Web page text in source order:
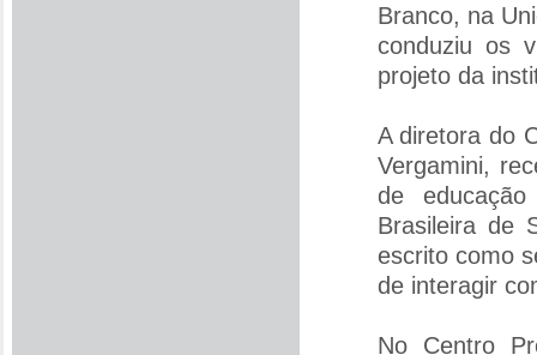
Branco, na
conduziu os
projeto da
A diretora do
Vergamini,
de
Brasileira de
escrito como
de interagir
No Centro